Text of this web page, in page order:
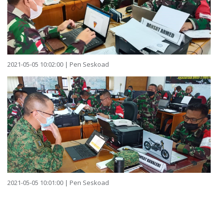
2021-05-05 10:02:00 | Pen Seskoad
2021-05-05 10:01:00 | Pen Seskoad